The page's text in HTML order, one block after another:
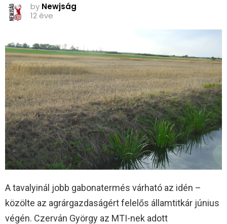
by Newjság
12 éve
A tavalyinál jobb gabonatermés várható az idén –
közölte az agrárgazdaságért felelős államtitkár június
végén. Czerván György az MTI-nek adott